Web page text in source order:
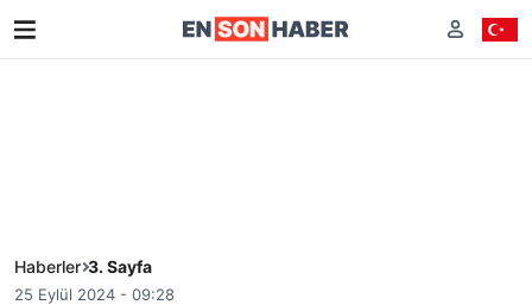
Haberler 3. Sayfa
25 Eylül 2024 - 09:28